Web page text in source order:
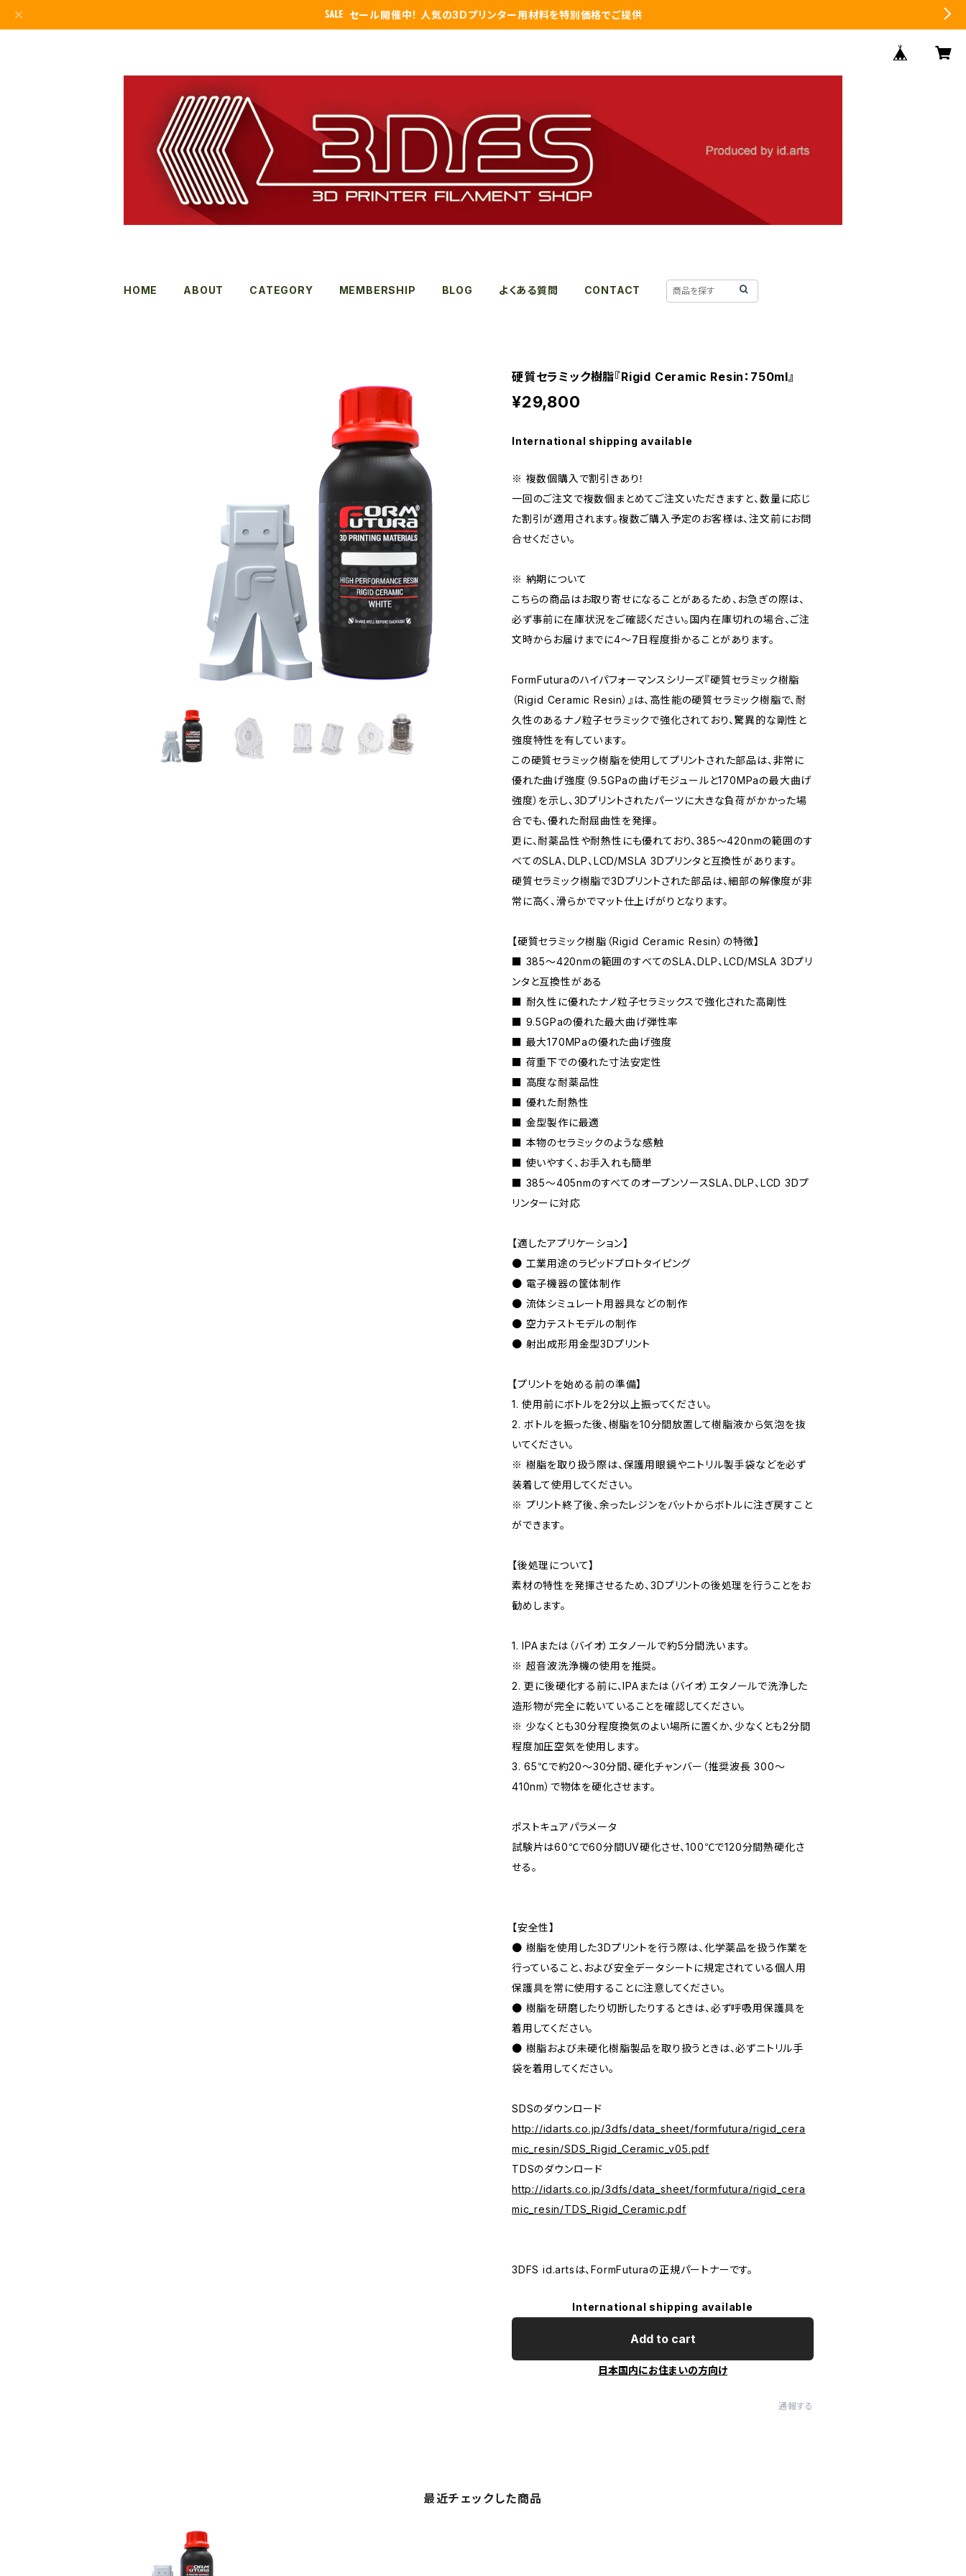
セール開催中！ 人気の3Dプリンター用材料を特別価格でご提供
HOME ABOUT CATEGORY MEMBERSHIP BLOG よくある質問 CONTACT
硬質セラミック樹脂『Rigid Ceramic Resin：750ml』
¥29,800
International shipping available
※ 複数個購入で割引きあり！
一回のご注文で複数個まとめてご注文いただきますと、数量に応じ
た割引が適用されます。複数ご購入予定のお客様は、注文前にお問
合せください。
※ 納期について
こちらの商品はお取り寄せになることがあるため、お急ぎの際は、
必ず事前に在庫状況をご確認ください。国内在庫切れの場合、ご注
文時からお届けまでに4～7日程度掛かることがあります。
FormFuturaのハイパフォーマンスシリーズ『硬質セラミック樹脂
（Rigid Ceramic Resin）』は、高性能の硬質セラミック樹脂で、耐
久性のあるナノ粒子セラミックで強化されており、驚異的な剛性と
強度特性を有しています。
この硬質セラミック樹脂を使用してプリントされた部品は、非常に
優れた曲げ強度（9.5GPaの曲げモジュールと170MPaの最大曲げ
強度）を示し、3Dプリントされたパーツに大きな負荷がかかった場
合でも、優れた耐屈曲性を発揮。
更に、耐薬品性や耐熱性にも優れており、385～420nmの範囲のす
べてのSLA、DLP、LCD/MSLA 3Dプリンタと互換性があります。
硬質セラミック樹脂で3Dプリントされた部品は、細部の解像度が非
常に高く、滑らかでマット仕上げがりとなります。
【硬質セラミック樹脂（Rigid Ceramic Resin）の特徴】
■ 385～420nmの範囲のすべてのSLA、DLP、LCD/MSLA 3Dプリ
ンタと互換性がある
■ 耐久性に優れたナノ粒子セラミックスで強化された高剛性
■ 9.5GPaの優れた最大曲げ弾性率
■ 最大170MPaの優れた曲げ強度
■ 荷重下での優れた寸法安定性
■ 高度な耐薬品性
■ 優れた耐熱性
■ 金型製作に最適
■ 本物のセラミックのような感触
■ 使いやすく、お手入れも簡単
■ 385～405nmのすべてのオープンソースSLA、DLP、LCD 3Dプ
リンターに対応
【適したアプリケーション】
● 工業用途のラピッドプロトタイピング
● 電子機器の筐体制作
● 流体シミュレート用器具などの制作
● 空力テストモデルの制作
● 射出成形用金型3Dプリント
【プリントを始める前の準備】
1. 使用前にボトルを2分以上振ってください。
2. ボトルを振った後、樹脂を10分間放置して樹脂液から気泡を抜
いてください。
※ 樹脂を取り扱う際は、保護用眼鏡やニトリル製手袋などを必ず
装着して使用してください。
※ プリント終了後、余ったレジンをバットからボトルに注ぎ戻すこと
ができます。
【後処理について】
素材の特性を発揮させるため、3Dプリントの後処理を行うことをお
勧めします。
1. IPAまたは（バイオ）エタノールで約5分間洗います。
※ 超音波洗浄機の使用を推奨。
2. 更に後硬化する前に、IPAまたは（バイオ）エタノールで洗浄した
造形物が完全に乾いていることを確認してください。
※ 少なくとも30分程度換気のよい場所に置くか、少なくとも2分間
程度加圧空気を使用します。
3. 65℃で約20〜30分間、硬化チャンバー（推奨波長 300〜
410nm）で物体を硬化させます。
ポストキュアパラメータ
試験片は60℃で60分間UV硬化させ、100℃で120分間熱硬化さ
せる。
【安全性】
● 樹脂を使用した3Dプリントを行う際は、化学薬品を扱う作業を
行っていること、および安全データシートに規定されている個人用
保護具を常に使用することに注意してください。
● 樹脂を研磨したり切断したりするときは、必ず呼吸用保護具を
着用してください。
● 樹脂および未硬化樹脂製品を取り扱うときは、必ずニトリル手
袋を着用してください。
SDSのダウンロード
http://idarts.co.jp/3dfs/data_sheet/formfutura/rigid_cera
mic_resin/SDS_Rigid_Ceramic_v05.pdf
TDSのダウンロード
http://idarts.co.jp/3dfs/data_sheet/formfutura/rigid_cera
mic_resin/TDS_Rigid_Ceramic.pdf
3DFS id.artsは、FormFuturaの正規パートナーです。
International shipping available
Add to cart
日本国内にお住まいの方向け
通報する
最近チェックした商品